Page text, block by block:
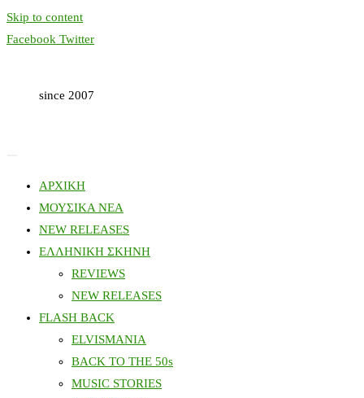
Skip to content
Facebook Twitter
since 2007
ΑΡΧΙΚΗ
ΜΟΥΣΙΚΑ ΝΕΑ
NEW RELEASES
ΕΛΛΗΝΙΚΗ ΣΚΗΝΗ
REVIEWS
NEW RELEASES
FLASH BACK
ELVISMANIA
BACK TO THE 50s
MUSIC STORIES